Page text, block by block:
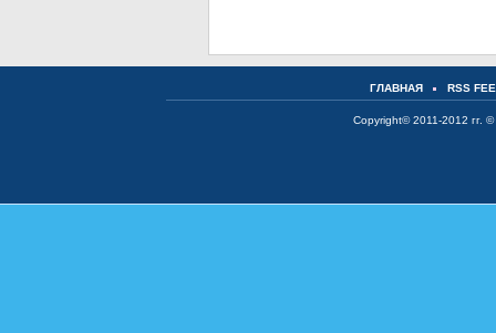
ГЛАВНАЯ RSS
Copyright© 2011-2012 гг. ©